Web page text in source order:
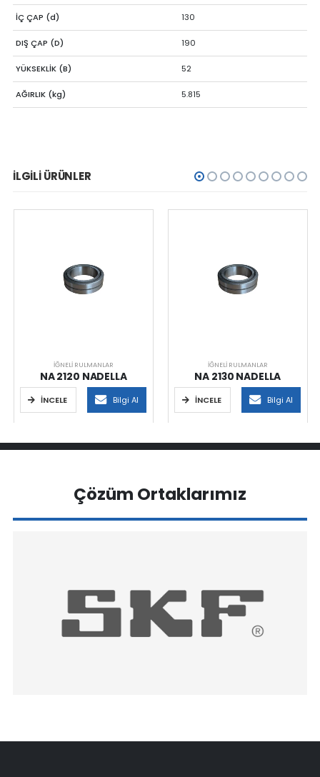
İÇ ÇAP (d) 130
DIŞ ÇAP (D) 190
YÜKSEKLİK (B) 52
AĞIRLIK (kg) 5.815
İLGILI ÜRÜNLER
İĞNELI RULMANLAR
NA 2120 NADELLA
İNCELE Bilgi Al
İĞNELI RULMANLAR
NA 2130 NADELLA
İNCELE Bilgi Al
Çözüm Ortaklarımız